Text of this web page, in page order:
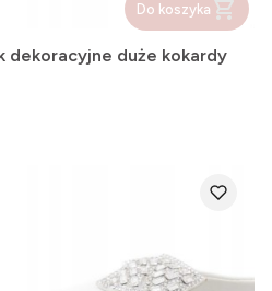
Do koszyka
dekoracyjne duże kokardy